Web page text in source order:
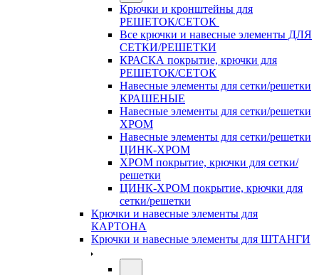
Крючки и кронштейны для
РЕШЕТОК/СЕТОК
Все крючки и навесные элементы ДЛЯ
СЕТКИ/РЕШЕТКИ
КРАСКА покрытие, крючки для
РЕШЕТОК/СЕТОК
Навесные элементы для сетки/решетки
КРАШЕНЫЕ
Навесные элементы для сетки/решетки
ХРОМ
Навесные элементы для сетки/решетки
ЦИНК-ХРОМ
ХРОМ покрытие, крючки для сетки/
решетки
ЦИНК-ХРОМ покрытие, крючки для
сетки/решетки
Крючки и навесные элементы для
КАРТОНА
Крючки и навесные элементы для ШТАНГИ